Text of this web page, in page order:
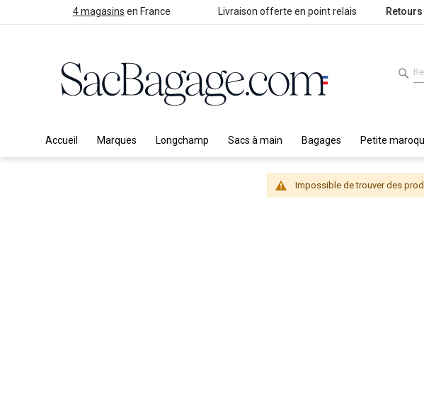
4 magasins en France Livraison offerte en point relais
Accueil Marques Longchamp Sacs à main Bagages Petite
Impossible de trouver des